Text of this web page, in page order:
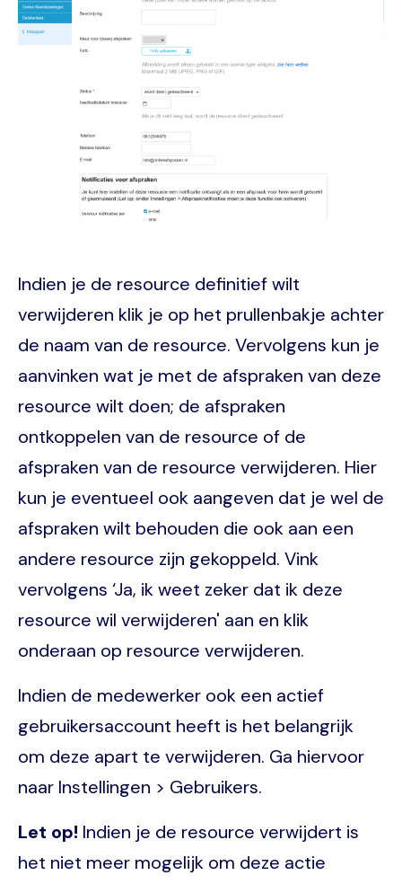
Indien je de resource definitief wilt
verwijderen klik je op het prullenbakje achter
de naam van de resource. Vervolgens kun je
aanvinken wat je met de afspraken van deze
resource wilt doen; de afspraken
ontkoppelen van de resource of de
afspraken van de resource verwijderen. Hier
kun je eventueel ook aangeven dat je wel de
afspraken wilt behouden die ook aan een
andere resource zijn gekoppeld. Vink
vervolgens ‘Ja, ik weet zeker dat ik deze
resource wil verwijderen' aan en klik
onderaan op resource verwijderen.
Indien de medewerker ook een actief
gebruikersaccount heeft is het belangrijk
om deze apart te verwijderen. Ga hiervoor
naar Instellingen > Gebruikers.
Let op! Indien je de resource verwijdert is
het niet meer mogelijk om deze actie